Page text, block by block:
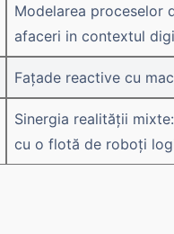
Modelarea proceselor
afaceri in contextul
Fațade reactive cu
Sinergia realității
cu o flotă de roboți